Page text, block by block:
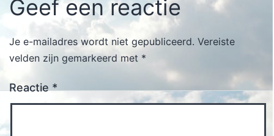
Geef een reactie
Je e-mailadres wordt niet gepubliceerd. Vereiste
velden zijn gemarkeerd met *
Reactie *